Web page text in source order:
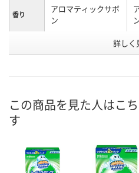
香り
アロマティックサボ
ン
お取り扱い終了しま
詳しく
この商品を見た人はこ
す